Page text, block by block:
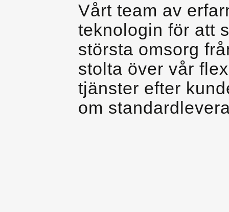
Vårt team av
teknologin för att
största omsorg
stolta över vår
tjänster efter
om